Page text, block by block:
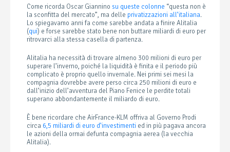
Come ricorda Oscar Giannino su queste colonne “questa non è
la sconfitta del mercato”, ma delle privatizzazioni all’italiana.
Lo spiegavamo anni fa come sarebbe andata a finire Alitalia
(qui) e forse sarebbe stato bene non buttare miliardi di euro per
ritrovarci alla stessa casella di partenza.
Alitalia ha necessità di trovare almeno 300 milioni di euro per
superare l’inverno, poiché la liquidità è finita e il periodo più
complicato è proprio quello invernale. Nei primi sei mesi la
compagnia dovrebbe avere perso circa 250 milioni di euro e
dall’inizio dell’avventura del Piano Fenice le perdite totali
superano abbondantemente il miliardo di euro.
È bene ricordare che AirFrance-KLM offriva al Governo Prodi
circa 6,5 miliardi di euro d’investimenti ed in più pagava ancora
le azioni della ormai defunta compagnia aerea (la vecchia
Alitalia).